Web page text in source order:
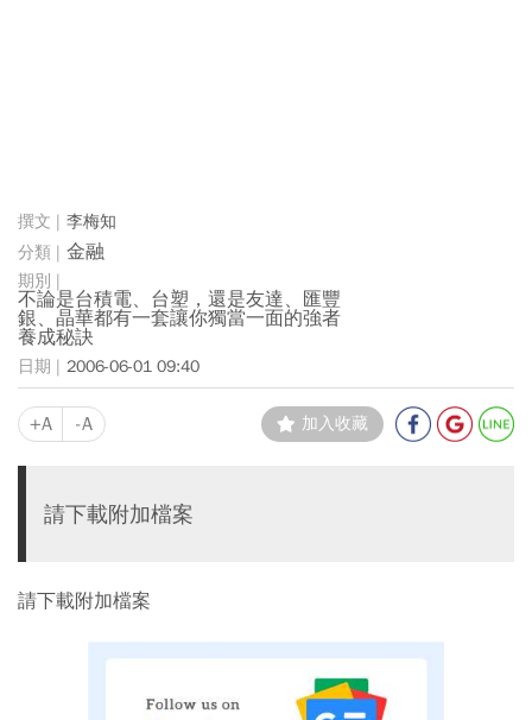
李梅知
金融
不論是台積電、台塑，還是友達、匯豐
銀、晶華都有一套讓你獨當一面的強者
養成秘訣
2006-06-01 09:40
+A -A 加入收藏
請下載附加檔案
請下載附加檔案